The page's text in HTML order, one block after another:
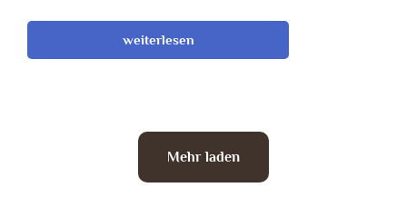
weiterlesen
Mehr laden